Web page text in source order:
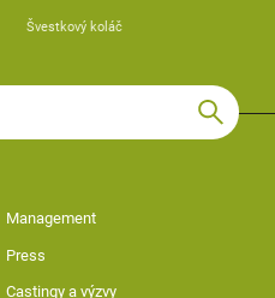
Švestkový koláč
Management
Press
Castingy a výzvy